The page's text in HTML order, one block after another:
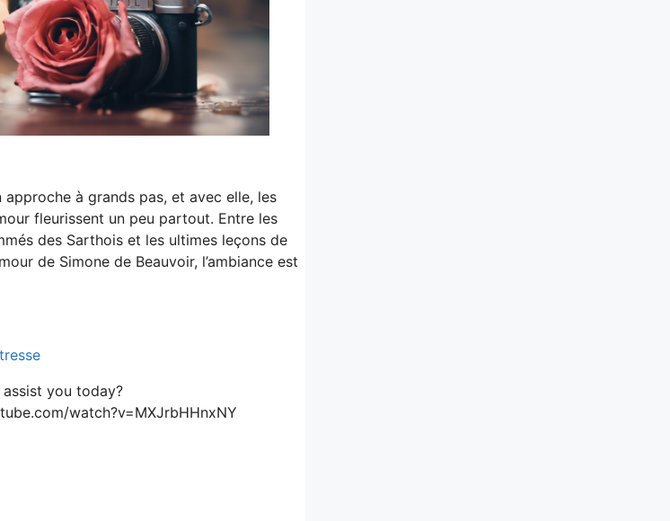
approche à grands pas, et avec elle, les
fleurissent un peu partout. Entre les
des Sarthois et les ultimes leçons de
de Simone de Beauvoir, l’ambiance est
you today?
watch?v=MXJrbHHnxNY